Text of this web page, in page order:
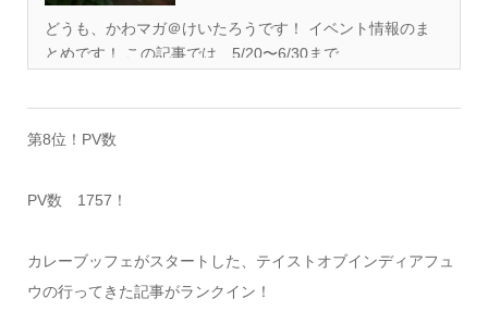
どうも、かわマガ＠けいたろうです！ イベント情報のま
とめです！ この記事では、5/20〜6/30まで...
第8位！PV数
PV数 1757！
カレーブッフェがスタートした、テイストオブインディアフュ
ウの行ってきた記事がランクイン！